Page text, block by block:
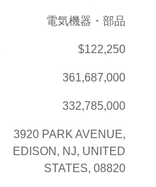
電気機器・部品
$122,250
361,687,000
332,785,000
3920 PARK AVENUE,
EDISON, NJ, UNITED
STATES, 08820